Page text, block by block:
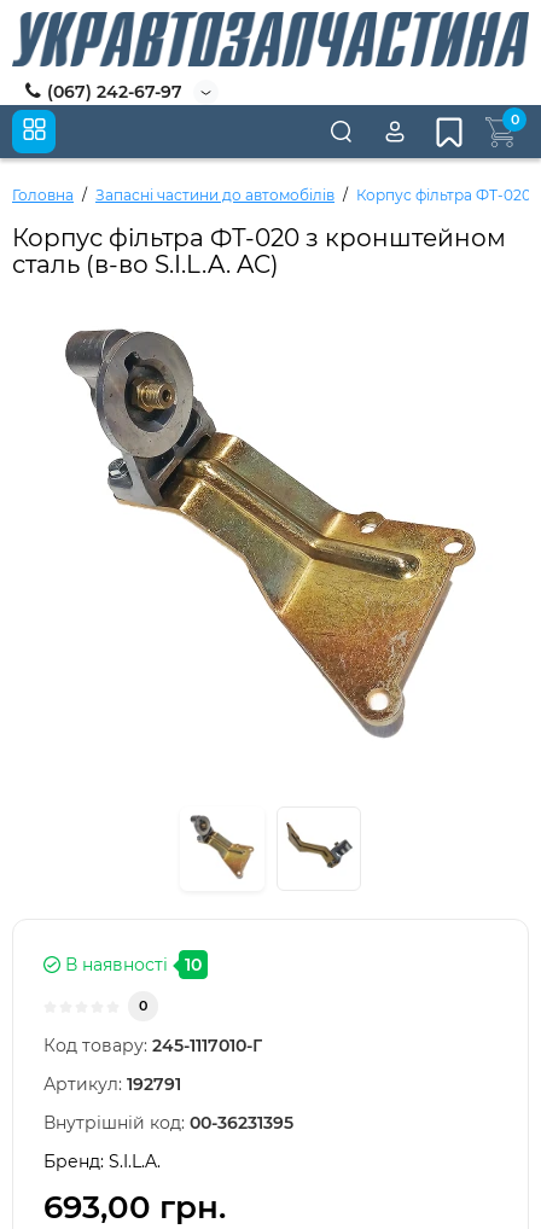
(067) 242-67-97
0
Головна Запасні частини до автомобілів Корпус фільтра ФТ-020
Корпус фільтра ФТ-020 з кронштейном
сталь (в-во S.I.L.A. AC)
В наявності 10
0
Код товару: 245-1117010-Г
Артикул: 192791
Внутрішній код: 00-36231395
Бренд: S.I.L.A.
693,00 грн.